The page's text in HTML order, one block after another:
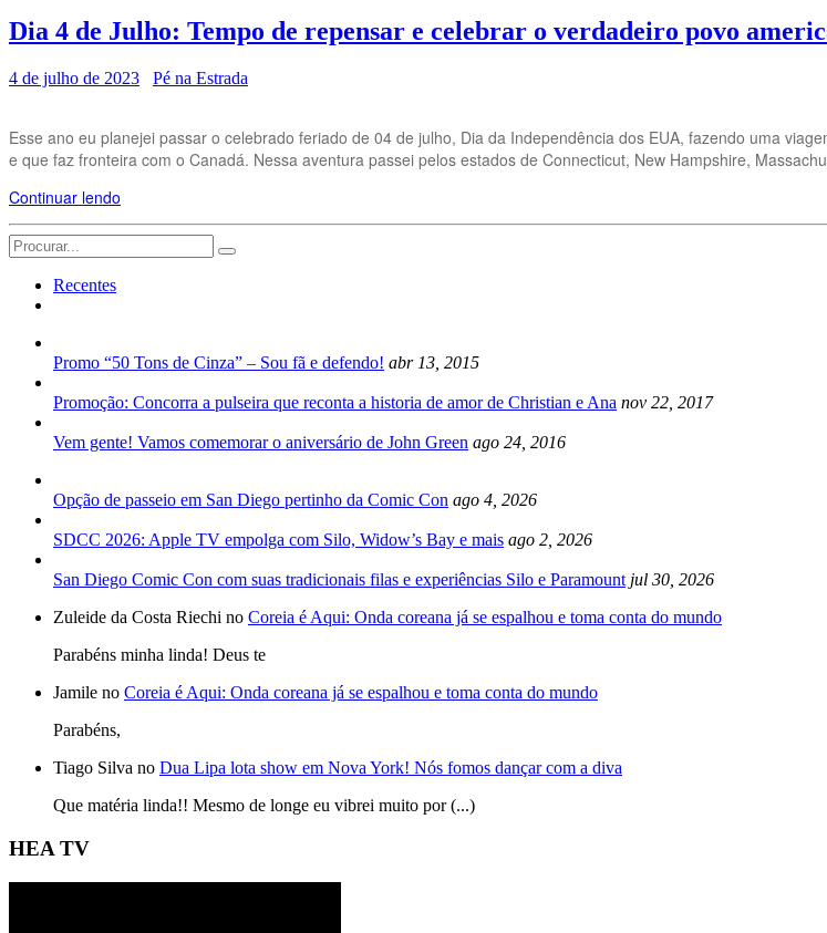
Dia 4 de Julho: Tempo de repensar e celebrar o verdadeiro povo
4 de julho de 2023 Pé na Estrada
Esse ano eu planejei passar o celebrado feriado de 04 de julho, Dia da Independência dos EUA, fazendo uma
e que faz fronteira com o Canadá. Nessa aventura passei pelos estados de Connecticut, New Hampshire,
Continuar lendo
Search
for:
Recentes
Promo “50 Tons de Cinza” – Sou fã e defendo! abr 13, 2015
Promoção: Concorra a pulseira que reconta a historia de amor de Christian e Ana nov 22, 2017
Vem gente! Vamos comemorar o aniversário de John Green ago 24, 2016
Opção de passeio em San Diego pertinho da Comic Con ago 4, 2026
SDCC 2026: Apple TV empolga com Silo, Widow’s Bay e mais ago 2, 2026
San Diego Comic Con com suas tradicionais filas e experiências Silo e Paramount jul 30, 2026
Zuleide da Costa Riechi no Coreia é Aqui: Onda coreana já se espalhou e toma conta do mundo
Parabéns minha linda! Deus te
Jamile no Coreia é Aqui: Onda coreana já se espalhou e toma conta do mundo
Parabéns,
Tiago Silva no Dua Lipa lota show em Nova York! Nós fomos dançar com a diva
Que matéria linda!! Mesmo de longe eu vibrei muito por (...)
HEA TV